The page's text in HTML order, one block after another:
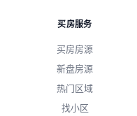
买房服务
买房房源
新盘房源
热门区域
找小区